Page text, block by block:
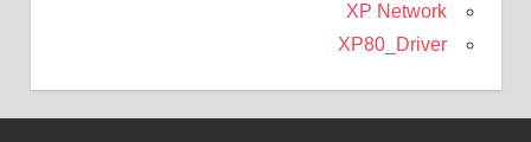
XP Network
XP80_Driver